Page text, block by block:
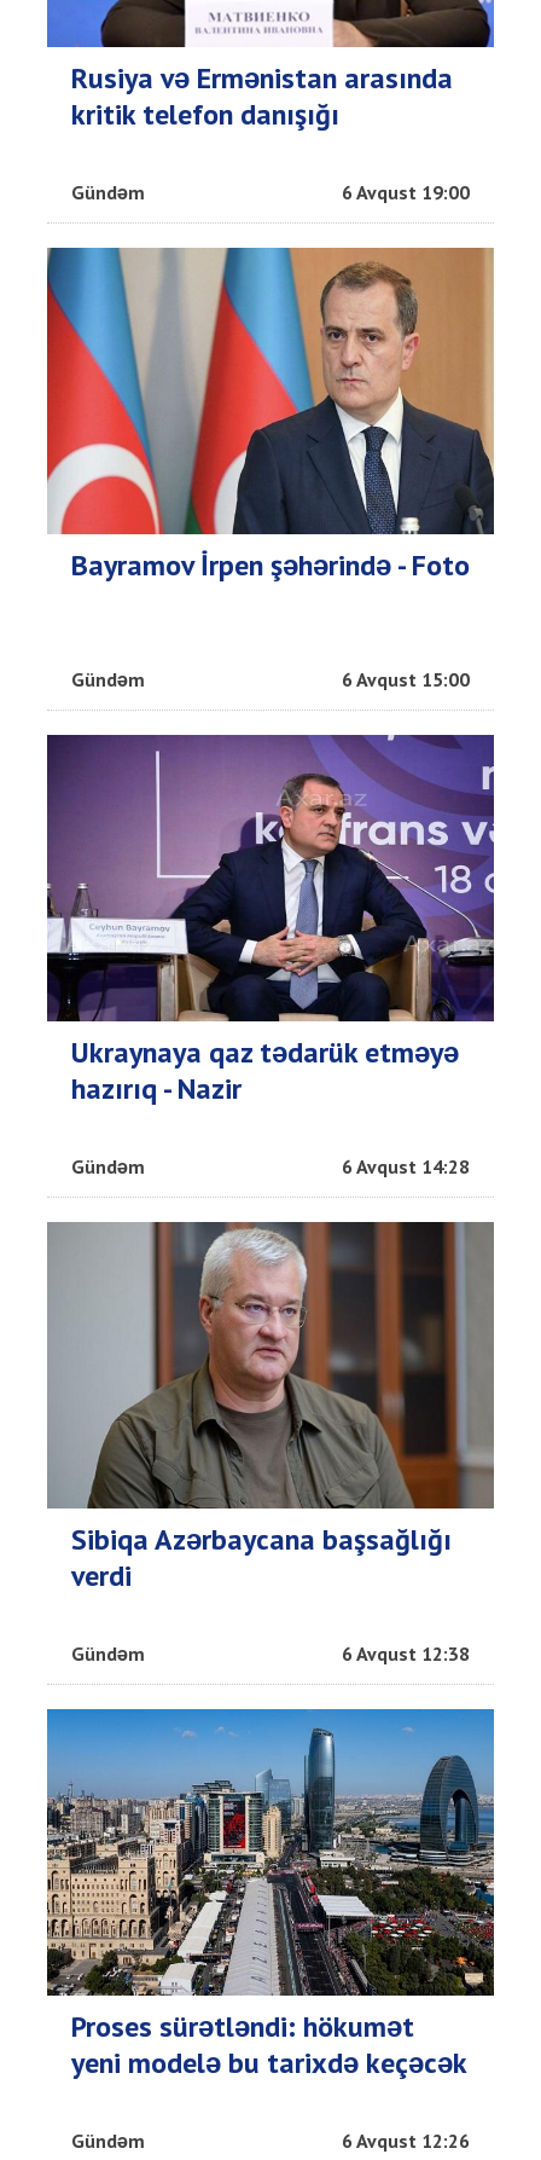
Rusiya və Ermənistan arasında
kritik telefon danışığı
Gündəm 6 Avqust 19:00
Bayramov İrpen şəhərində - Foto
Gündəm 6 Avqust 15:00
Ukraynaya qaz tədarük etməyə
hazırıq - Nazir
Gündəm 6 Avqust 14:28
Sibiqa Azərbaycana başsağlığı
verdi
Gündəm 6 Avqust 12:38
Proses sürətləndi: hökumət
yeni modelə bu tarixdə keçəcək
Gündəm 6 Avqust 12:26